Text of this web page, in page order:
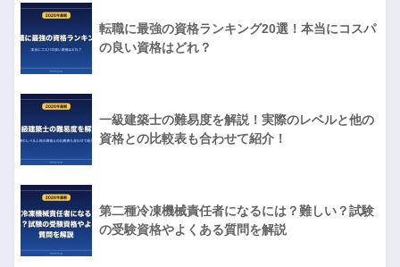
転職に最強の資格ランキング20選！本当にコスパ
の良い資格はどれ？
一級建築士の難易度を解説！実際のレベルと他の
資格との比較表も合わせて紹介！
第二種冷凍機械責任者になるには？難しい？試験
の受験資格やよくある質問を解説